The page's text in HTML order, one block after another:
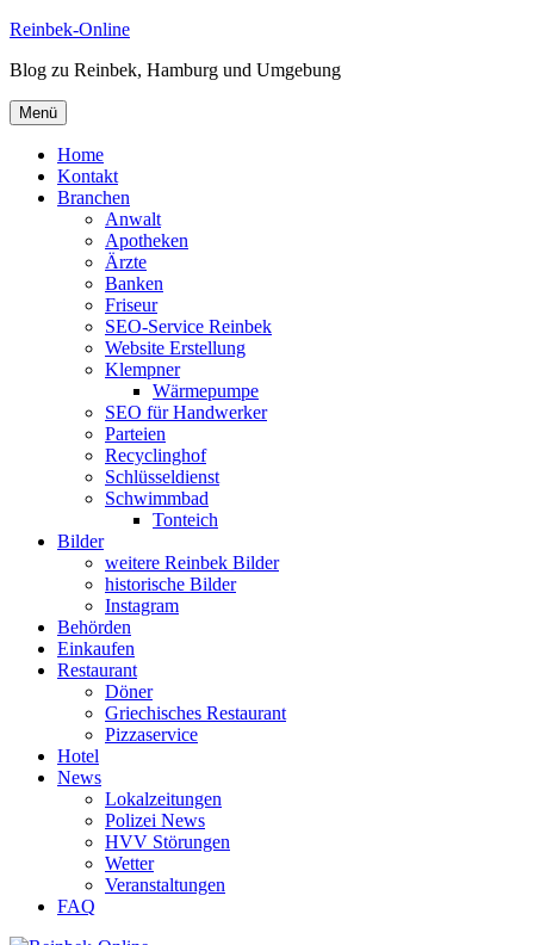
Zum
springen
Reinbek-Online
Blog zu Reinbek, Hamburg und Umgebung
Menü
Home
Kontakt
Branchen
Anwalt
Apotheken
Ärzte
Banken
Friseur
SEO-Service Reinbek
Website Erstellung
Klempner
Wärmepumpe
SEO für Handwerker
Parteien
Recyclinghof
Schlüsseldienst
Schwimmbad
Tonteich
Bilder
weitere Reinbek Bilder
historische Bilder
Instagram
Behörden
Einkaufen
Restaurant
Döner
Griechisches Restaurant
Pizzaservice
Hotel
News
Lokalzeitungen
Polizei News
HVV Störungen
Wetter
Veranstaltungen
FAQ